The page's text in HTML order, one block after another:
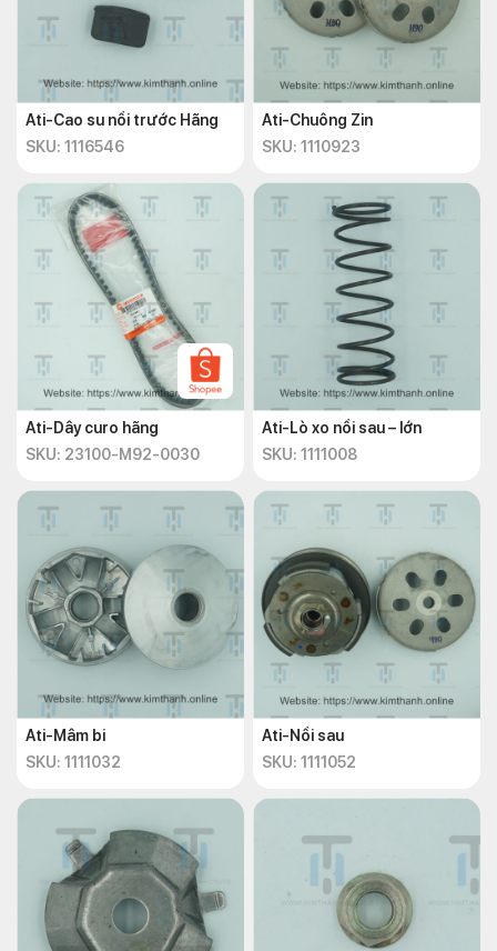
Ati-Cao su nồi trước Hãng
SKU: 1116546
Ati-Chuông Zin
SKU: 1110923
Ati-Dây curo hãng
SKU: 23100-M92-0030
Ati-Lò xo nồi sau – lớn
SKU: 1111008
Ati-Mâm bi
SKU: 1111032
Ati-Nồi sau
SKU: 1111052